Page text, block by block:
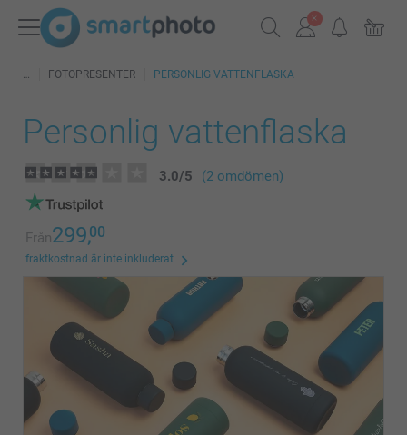
FOTOPRESENTER PERSONLIG VATTENFLASKA
Personlig vattenflaska
3.0/5 (2 omdömen)
Från299,00
fraktkostnad är inte inkluderat